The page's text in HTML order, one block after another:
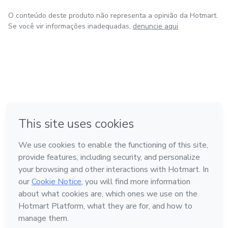
O conteúdo deste produto não representa a opinião da Hotmart.
Se você vir informações inadequadas, denuncie aqui
Feito com ❤ em Bogotá
Conheça a Hotmart
Idioma
Português